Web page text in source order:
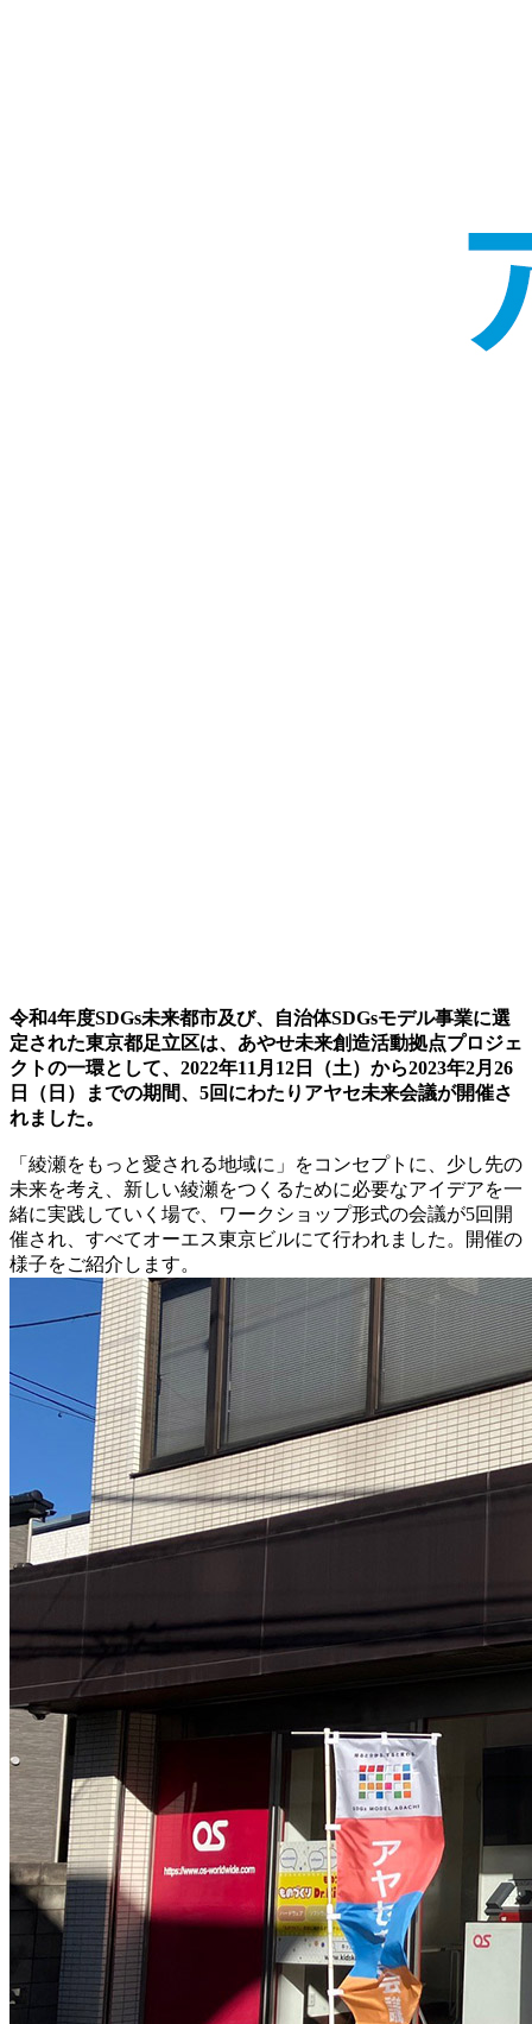
令和4年度SDGs未来都市及び、自治体SDGsモデル事業に選
定された東京都足立区は、あやせ未来創造活動拠点プロジェ
クトの一環として、2022年11月12日（土）から2023年2月26
日（日）までの期間、5回にわたりアヤセ未来会議が開催さ
れました。
「綾瀬をもっと愛される地域に」をコンセプトに、少し先の
未来を考え、新しい綾瀬をつくるために必要なアイデアを一
緒に実践していく場で、ワークショップ形式の会議が5回開
催され、すべてオーエス東京ビルにて行われました。開催の
様子をご紹介します。